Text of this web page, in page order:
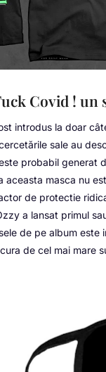
Covid ! un
introdus la doar
sale au
probabil generat
aceasta masca nu
de protectie
a lansat primul
de pe album este
de cel mai mare